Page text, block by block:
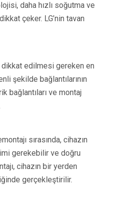
daha hızlı soğutma ve
çeker. LG’nin tavan
dikkat edilmesi gereken en
şekilde bağlantılarının
bağlantıları ve montaj
sırasında, cihazın
gerekebilir ve doğru
cihazın bir yerden
gerçekleştirilir.